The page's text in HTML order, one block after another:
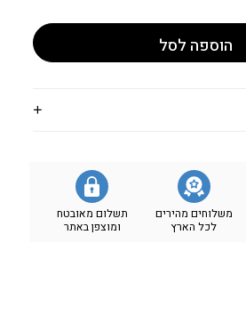
הוספה לסל
משלוחים מהירים
לכל הארץ
תשלום מאובטח
ומוצפן באתר